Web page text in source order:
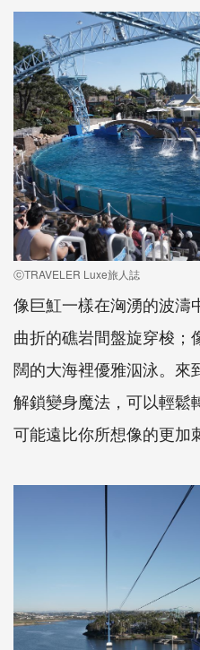
ⓒTRAVELER Luxe旅人誌
像巨魟一樣在洶湧的波濤
曲折的礁岩間盤旋穿梭；
闊的大海裡優雅泅泳。來
解鎖變身魔法，可以輕鬆
可能遠比你所想像的更加